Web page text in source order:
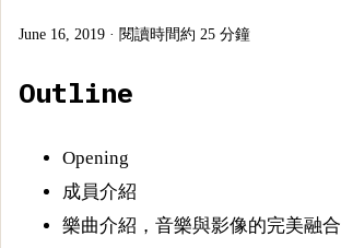
June 16, 2019 · 閱讀時間約 25 分鐘
Outline
Opening
成員介紹
樂曲介紹，音樂與影像的完美融合